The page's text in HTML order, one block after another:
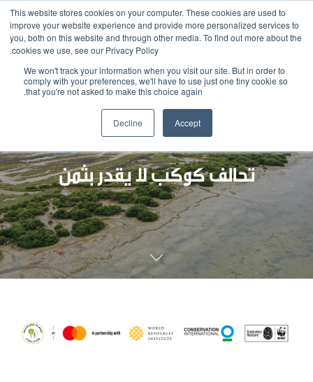
This website stores cookies on your computer. These cookies are used to
improve your website experience and provide more personalized services to
you, both on this website and through other media. To find out more about the
cookies we use, see our Privacy Policy.
We won't track your information when you visit our site. But in order to
comply with your preferences, we'll have to use just one tiny cookie so
that you're not asked to make this choice again.
Accept
Decline
تحالف كوكب لا يقدر بثمن